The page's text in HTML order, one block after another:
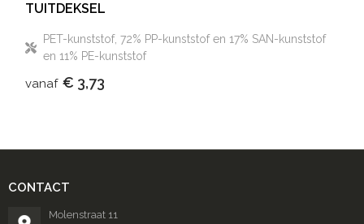
TUITDEKSEL
PET-kunststof, 72% PP-kunststof en 17% SAN-kunststof
en 11% PE-kunststof
vanaf € 3,73
CONTACT
Molenstraat 11